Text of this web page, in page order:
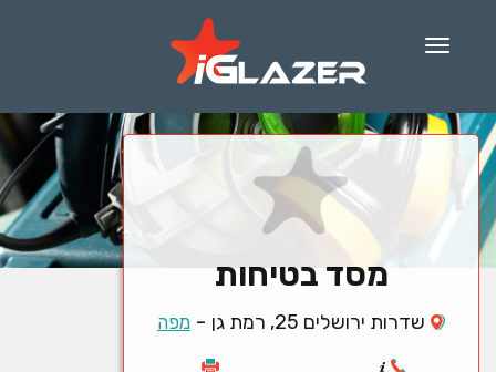
Menu
מסד בטיחות
שדרות ירושלים 25, רמת גן - מפה